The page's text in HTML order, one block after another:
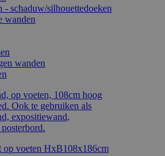
- schaduw/silhouettedoeken
wanden
wanden